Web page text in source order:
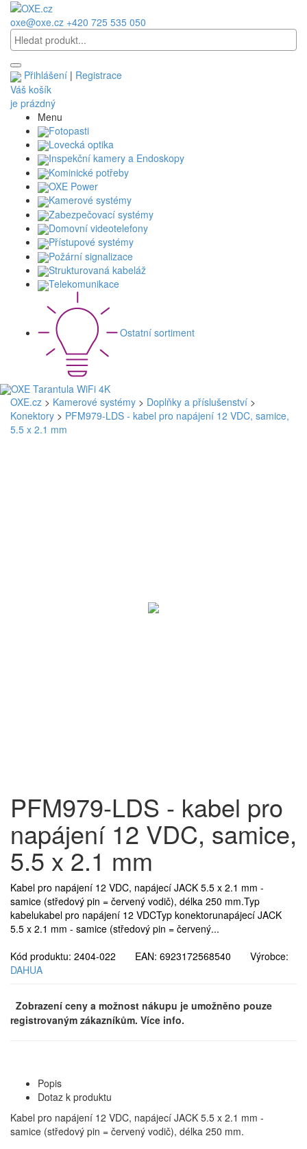
oxe@oxe.cz +420 725 535 050
Přihlášení | Registrace
Váš košík
je prázdný
Menu
Fotopasti
Lovecká optika
Inspekční kamery a Endoskopy
Kominické potřeby
OXE Power
Kamerové systémy
Zabezpečovací systémy
Domovní videotelefony
Přístupové systémy
Požární signalizace
Strukturovaná kabeláž
Telekomunikace
Ostatní sortiment
OXE.cz > Kamerové systémy > Doplňky a příslušenství >
Konektory > PFM979-LDS - kabel pro napájení 12 VDC, samice,
5.5 x 2.1 mm
PFM979-LDS - kabel pro
napájení 12 VDC, samice,
5.5 x 2.1 mm
Kabel pro napájení 12 VDC, napájecí JACK 5.5 x 2.1 mm -
samice (středový pin = červený vodič), délka 250 mm.Typ
kabelukabel pro napájení 12 VDCTyp konektorunapájecí JACK
5.5 x 2.1 mm - samice (středový pin = červený...
Kód produktu: 2404-022 EAN: 6923172568540 Výrobce:
DAHUA
Zobrazení ceny a možnost nákupu je umožněno pouze
registrovaným zákazníkům. Více info.
Popis
Dotaz k produktu
Kabel pro napájení 12 VDC, napájecí JACK 5.5 x 2.1 mm -
samice (středový pin = červený vodič), délka 250 mm.